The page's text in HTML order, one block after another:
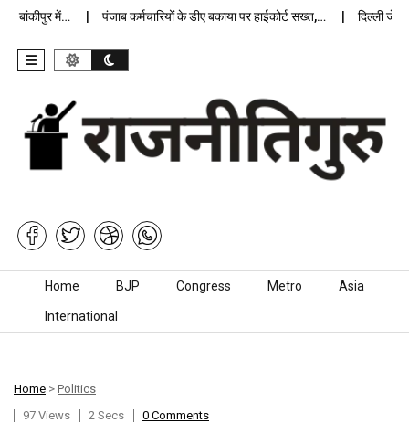
में… पंजाब कर्मचारियों के डीए बकाया पर हाईकोर्ट सख्त,… दिल्ली जेलों में
Skip to content
Home BJP Congress Metro Asia
International
Home > Politics
97 Views
2 Secs 0 Comments